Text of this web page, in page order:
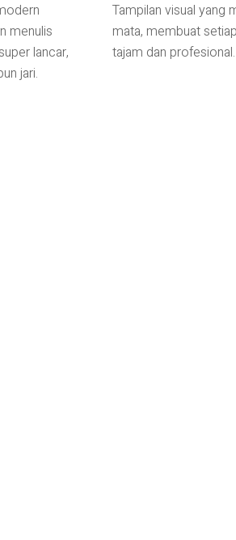
menulis
lancar,
jari.
Tampilan visual yang
mata, membuat
tajam dan profesional.